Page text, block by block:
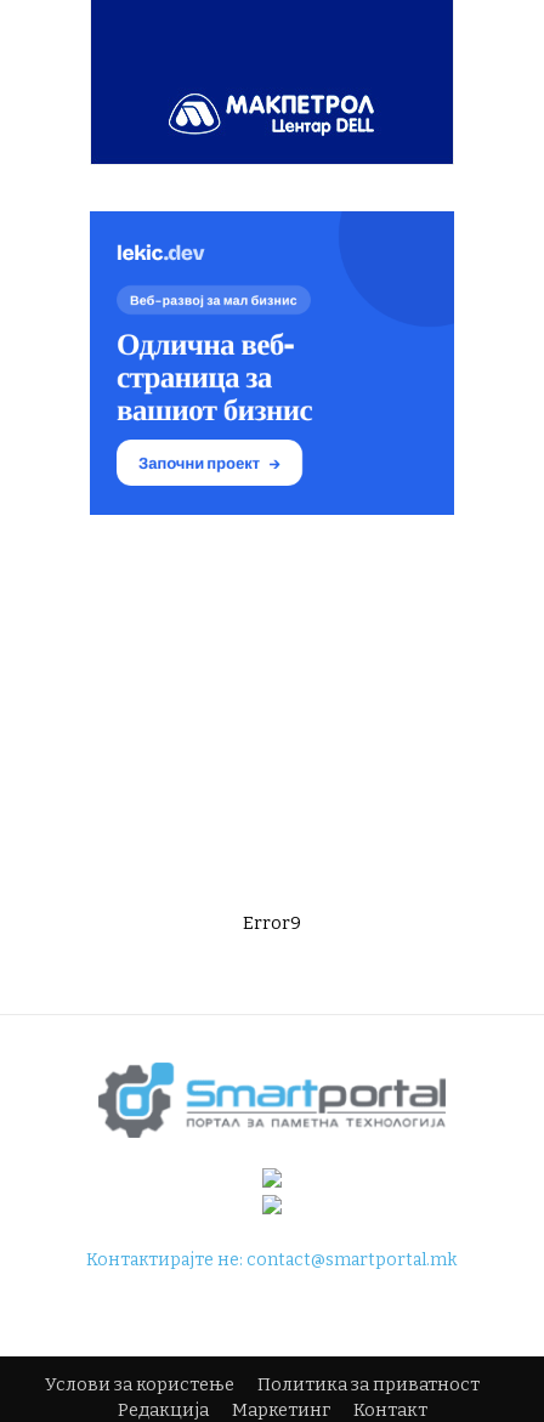
Error9
Контактирајте не:contact@smartportal.mk
Услови за користење
Политика за приватност
Редакција
Маркетинг Контакт